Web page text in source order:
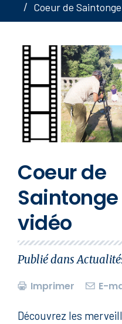
Coeur de
Coeur de
vidéo
Publié dans
Imprimer
E-
Découvrez les